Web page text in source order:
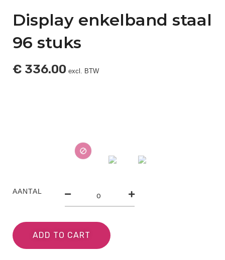
Display enkelband staal
96 stuks
€ 336.00 excl. BTW
AANTAL
ADD TO CART